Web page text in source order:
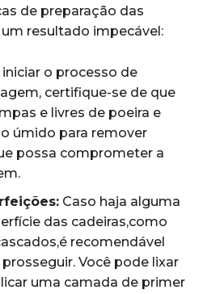
de preparação das
⁢resultado impecável:
o ⁣processo de
‍certifique-se de que
‌e livres de poeira e
⁢úmido para remover
possa comprometer a
Caso haja alguma
das cadeiras,como
recomendável
Você pode lixar
uma ⁤camada de primer